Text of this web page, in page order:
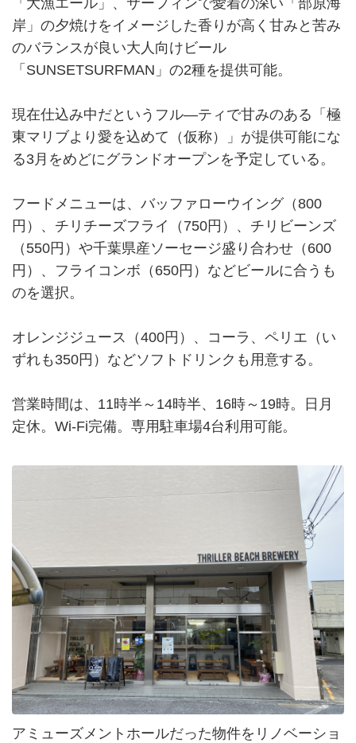
岸」の夕焼けをイメージした香りが高く甘みと苦み
のバランスが良い大人向けビール
「SUNSETSURFMAN」の2種を提供可能。
現在仕込み中だというフル―ティで甘みのある「極
東マリブより愛を込めて（仮称）」が提供可能にな
る3月をめどにグランドオープンを予定している。
フードメニューは、バッファローウイング（800
円）、チリチーズフライ（750円）、チリビーンズ
（550円）や千葉県産ソーセージ盛り合わせ（600
円）、フライコンボ（650円）などビールに合うも
のを選択。
オレンジジュース（400円）、コーラ、ペリエ（い
ずれも350円）などソフトドリンクも用意する。
営業時間は、11時半～14時半、16時～19時。日月
定休。Wi-Fi完備。専用駐車場4台利用可能。
アミューズメントホールだった物件をリノベーショ